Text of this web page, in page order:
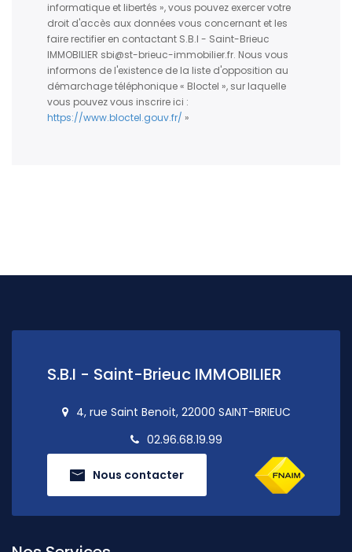
informatique et libertés », vous pouvez exercer votre
droit d'accès aux données vous concernant et les
faire rectifier en contactant S.B.I - Saint-Brieuc
IMMOBILIER sbi@st-brieuc-immobilier.fr. Nous vous
informons de l'existence de la liste d'opposition au
démarchage téléphonique « Bloctel », sur laquelle
vous pouvez vous inscrire ici :
https://www.bloctel.gouv.fr/ »
S.B.I - Saint-Brieuc IMMOBILIER
4, rue Saint Benoit, 22000 SAINT-BRIEUC
02.96.68.19.99
Nous contacter